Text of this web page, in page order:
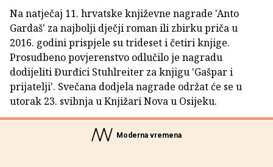
Na natječaj 11. hrvatske književne nagrade 'Anto
Gardaš' za najbolji dječji roman ili zbirku priča u
2016. godini prispjele su trideset i četiri knjige.
Prosudbeno povjerenstvo odlučilo je nagradu
dodijeliti Đurđici Stuhlreiter za knjigu 'Gašpar i
prijatelji'. Svečana dodjela nagrade održat će se u
utorak 23. svibnja u Knjižari Nova u Osijeku.
Moderna vremena